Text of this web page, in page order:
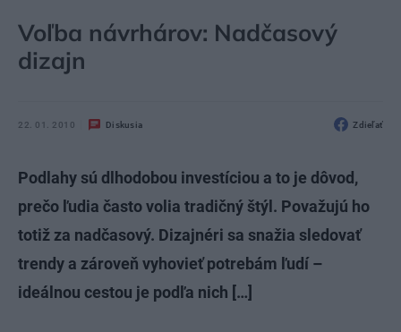
Voľba návrhárov: Nadčasový
dizajn
22. 01. 2010 Diskusia Zdieľať
Podlahy sú dlhodobou investíciou a to je dôvod,
prečo ľudia často volia tradičný štýl. Považujú ho
totiž za nadčasový. Dizajnéri sa snažia sledovať
trendy a zároveň vyhovieť potrebám ľudí –
ideálnou cestou je podľa nich […]